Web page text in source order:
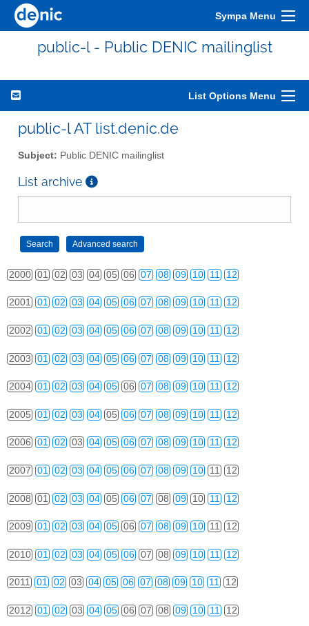
Sympa Menu
public-l - Public DENIC mailinglist
List Options Menu
public-l AT list.denic.de
Subject: Public DENIC mailinglist
List archive
2000 01 02 03 04 05 06 07 08 09 10 11 12
2001 01 02 03 04 05 06 07 08 09 10 11 12
2002 01 02 03 04 05 06 07 08 09 10 11 12
2003 01 02 03 04 05 06 07 08 09 10 11 12
2004 01 02 03 04 05 06 07 08 09 10 11 12
2005 01 02 03 04 05 06 07 08 09 10 11 12
2006 01 02 03 04 05 06 07 08 09 10 11 12
2007 01 02 03 04 05 06 07 08 09 10 11 12
2008 01 02 03 04 05 06 07 08 09 10 11 12
2009 01 02 03 04 05 06 07 08 09 10 11 12
2010 01 02 03 04 05 06 07 08 09 10 11 12
2011 01 02 03 04 05 06 07 08 09 10 11 12
2012 01 02 03 04 05 06 07 08 09 10 11 12